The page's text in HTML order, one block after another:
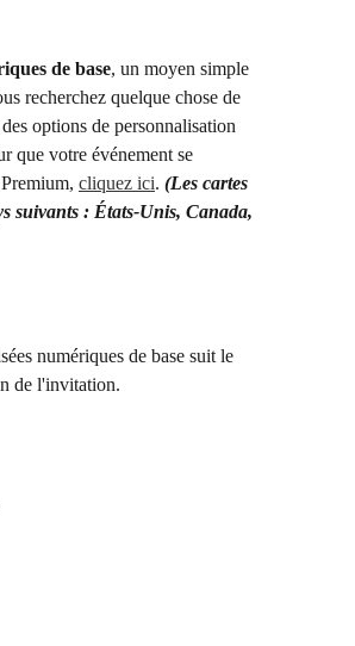
de base, un moyen simple
recherchez quelque chose de
options de personnalisation
que votre événement se
cliquez ici. (Les cartes
suivants : États-Unis, Canada,
numériques de base suit le
de l'invitation.